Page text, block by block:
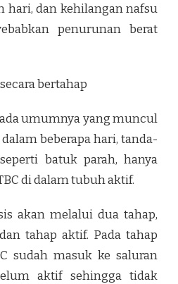
hari, dan kehilangan nafsu
penurunan berat
bertahap
umumnya yang muncul
beberapa hari, tanda-
batuk parah, hanya
di dalam tubuh aktif.
akan melalui dua tahap,
tahap aktif. Pada tahap
sudah masuk ke saluran
aktif sehingga tidak